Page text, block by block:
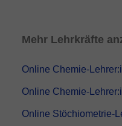
Mehr Lehrkräfte
Online Chemie-
Online Chemie-
Online Stöchiometrie-